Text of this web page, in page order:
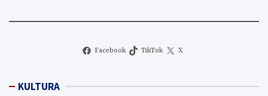
Facebook TikTok X
KULTURA